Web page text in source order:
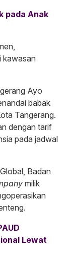
pada Anak
kawasan
Ayo
babak
Tangerang.
dengan tarif
pada jadwal
Badan
milik
Lewat